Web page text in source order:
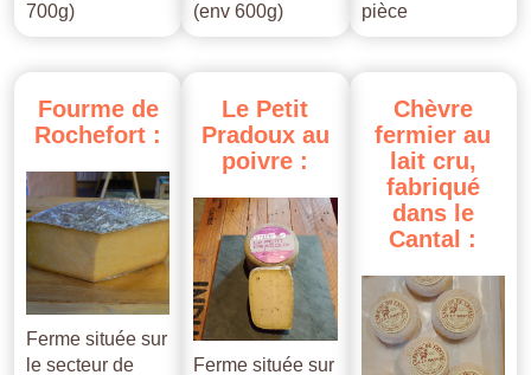
700g)
(env 600g)
pièce
Fourme de
Rochefort :
Ferme située sur
le secteur de
Le Petit
Pradoux au
poivre :
Ferme située sur
Chèvre
fermier au
lait cru,
fabriqué
dans le
Cantal :